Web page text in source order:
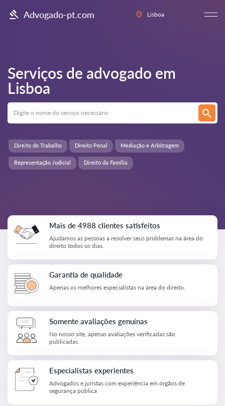
Advogado-pt.com Lisboa
Serviços de advogado em
Lisboa
Direito da Família
Direito do Trabalho Direito Penal Mediação e Arbitragem
Representação Judicial
Mais de 4988 clientes satisfeitos
Ajudamos as pessoas a resolver seus problemas na área do
direito todos os dias.
Garantia de qualidade
Apenas os melhores especialistas na área do direito.
Somente avaliações genuínas
No nosso site, apenas avaliações verificadas são
publicadas.
Especialistas experientes
Advogados e juristas com experiência em órgãos de
segurança pública